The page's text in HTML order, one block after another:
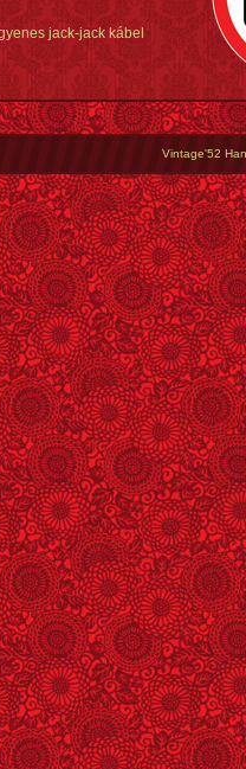
jack-jack kábel
Vintage'52